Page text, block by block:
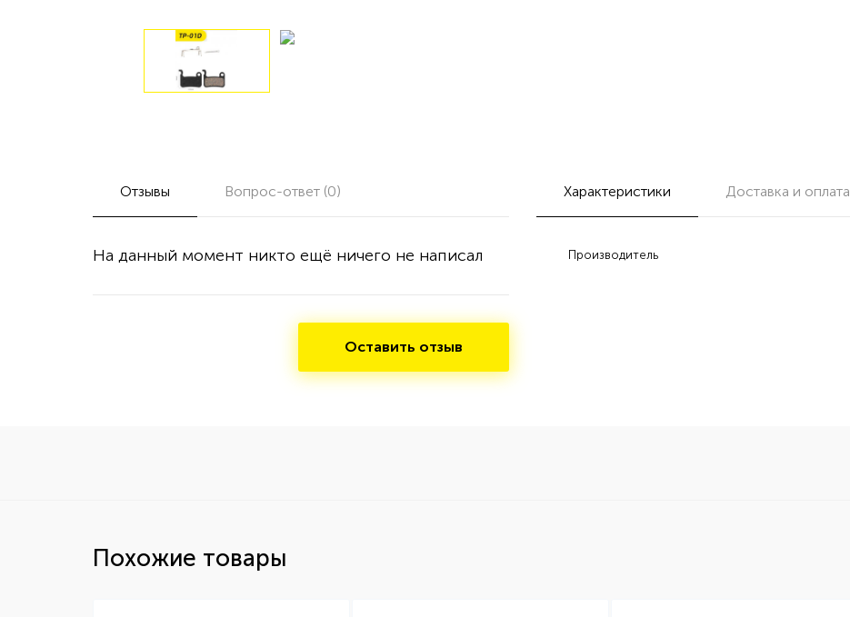
Отзывы Вопрос-ответ (0)
На данный момент никто ещё ничего не написал
Оставить отзыв
Характеристики Доставка и оплата
Производитель
Похожие товары